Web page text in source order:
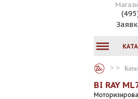
BI RAY